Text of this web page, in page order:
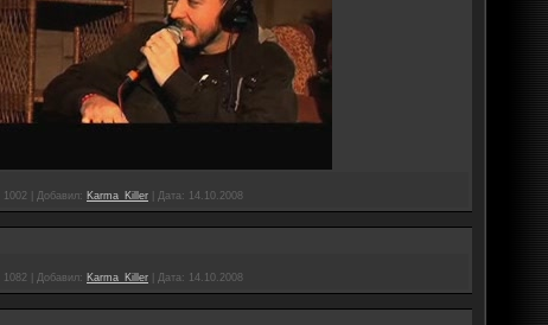
1002 Добавил: Karma_Killer Дата: 14.10.2008
1082 Добавил: Karma_Killer Дата: 14.10.2008